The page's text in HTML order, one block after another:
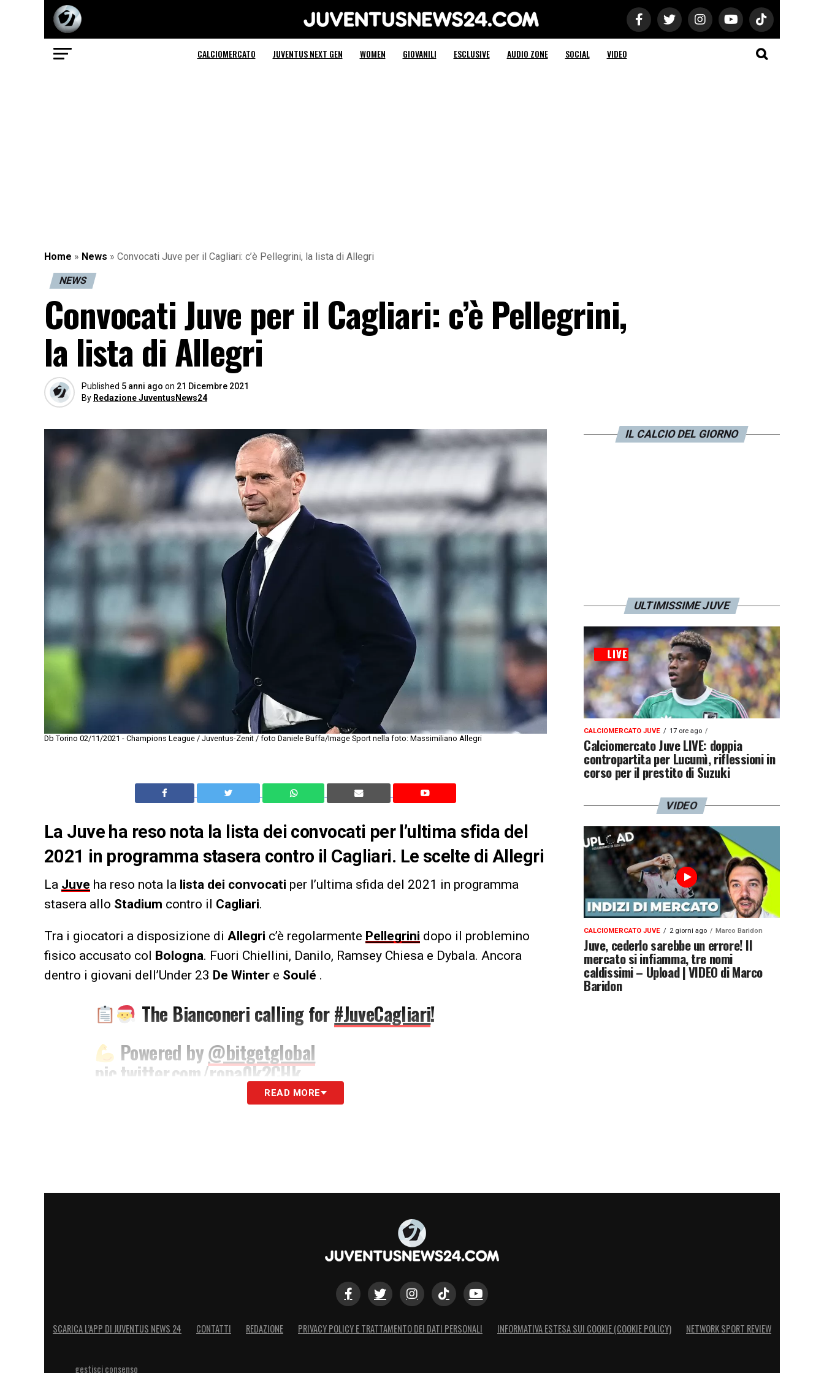
Juventus News 24
CALCIOMERCATO JUVENTUS NEXT GEN WOMEN GIOVANILI ESCLUSIVE AUDIO ZONE SOCIAL VIDEO
Home » News » Convocati Juve per il Cagliari: c’è Pellegrini, la lista di Allegri
NEWS
Convocati Juve per il Cagliari: c’è Pellegrini,
la lista di Allegri
Published 5 anni ago on 21 Dicembre 2021
By Redazione JuventusNews24
Db Torino 02/11/2021 - Champions League / Juventus-Zenit / foto Daniele Buffa/Image Sport nella foto: Massimiliano Allegri
La Juve ha reso nota la lista dei convocati per l’ultima sfida del
2021 in programma stasera contro il Cagliari. Le scelte di Allegri
La Juve ha reso nota la lista dei convocati per l’ultima sfida del 2021 in programma
stasera allo Stadium contro il Cagliari.
Tra i giocatori a disposizione di Allegri c’è regolarmente Pellegrini dopo il problemino
fisico accusato col
Bologna. Fuori Chiellini, Danilo, Ramsey Chiesa e Dybala. Ancora
dentro i giovani dell’Under 23 De Winter e Soulé .
The Bianconeri calling for#JuveCagliari!
Powered by@bitgetglobal
pic.twitter.com/ropa0k2CHk
(@juventusfcen)
Pellegrini, Bonucci, Rugani, De Winter; Arthur, McKennie, Bernardeschi, Rabiot, Locatelli,
READ MORE
IL CALCIO DEL GIORNO
ULTIMISSIME JUVE
CALCIOMERCATO JUVE 17 ore ago
Calciomercato Juve LIVE: doppia
contropartita per Lucumì, riflessioni in
corso per il prestito di Suzuki
VIDEO
CALCIOMERCATO JUVE 2 giorni ago Marco Baridon
Juve, cederlo sarebbe un errore! Il
mercato si infiamma, tre nomi
caldissimi – Upload | VIDEO di Marco
Baridon
SCARICA L’APP DI JUVENTUS NEWS 24 CONTATTI REDAZIONE PRIVACY POLICY E TRATTAMENTO DEI DATI PERSONALI INFORMATIVA ESTESA SUI COOKIE (COOKIE POLICY) NETWORK SPORT REVIEW
gestisci consenso